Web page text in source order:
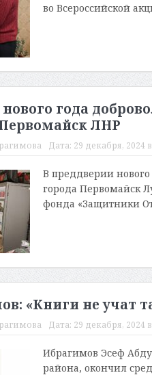
во Всероссийской
года
ЛНР
Дата: 29 декабря, 2024
В преддверии
города Первомайск
фонда «Защитники
«Книги не учат
Дата: 29 декабря, 2024
Ибрагимов Эсеф
района, окончил